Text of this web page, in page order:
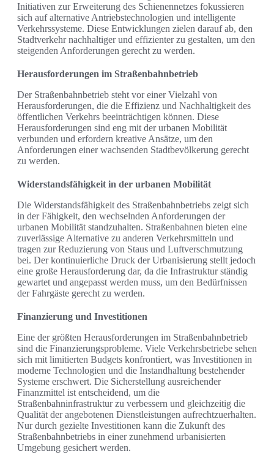
Initiativen zur Erweiterung des Schienennetzes fokussieren
sich auf alternative Antriebstechnologien und intelligente
Verkehrssysteme. Diese Entwicklungen zielen darauf ab, den
Stadtverkehr nachhaltiger und effizienter zu gestalten, um den
steigenden Anforderungen gerecht zu werden.
Herausforderungen im Straßenbahnbetrieb
Der Straßenbahnbetrieb steht vor einer Vielzahl von
Herausforderungen, die die Effizienz und Nachhaltigkeit des
öffentlichen Verkehrs beeinträchtigen können. Diese
Herausforderungen sind eng mit der urbanen Mobilität
verbunden und erfordern kreative Ansätze, um den
Anforderungen einer wachsenden Stadtbevölkerung gerecht
zu werden.
Widerstandsfähigkeit in der urbanen Mobilität
Die Widerstandsfähigkeit des Straßenbahnbetriebs zeigt sich
in der Fähigkeit, den wechselnden Anforderungen der
urbanen Mobilität standzuhalten. Straßenbahnen bieten eine
zuverlässige Alternative zu anderen Verkehrsmitteln und
tragen zur Reduzierung von Staus und Luftverschmutzung
bei. Der kontinuierliche Druck der Urbanisierung stellt jedoch
eine große Herausforderung dar, da die Infrastruktur ständig
gewartet und angepasst werden muss, um den Bedürfnissen
der Fahrgäste gerecht zu werden.
Finanzierung und Investitionen
Eine der größten Herausforderungen im Straßenbahnbetrieb
sind die Finanzierungsprobleme. Viele Verkehrsbetriebe sehen
sich mit limitierten Budgets konfrontiert, was Investitionen in
moderne Technologien und die Instandhaltung bestehender
Systeme erschwert. Die Sicherstellung ausreichender
Finanzmittel ist entscheidend, um die
Straßenbahninfrastruktur zu verbessern und gleichzeitig die
Qualität der angebotenen Dienstleistungen aufrechtzuerhalten.
Nur durch gezielte Investitionen kann die Zukunft des
Straßenbahnbetriebs in einer zunehmend urbanisierten
Umgebung gesichert werden.